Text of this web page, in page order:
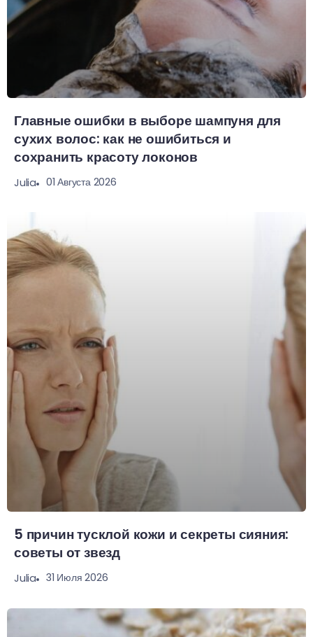
Главные ошибки в выборе шампуня для
сухих волос: как не ошибиться и
сохранить красоту локонов
Julia 01 Августа 2026
5 причин тусклой кожи и секреты сияния:
советы от звезд
Julia 31 Июля 2026